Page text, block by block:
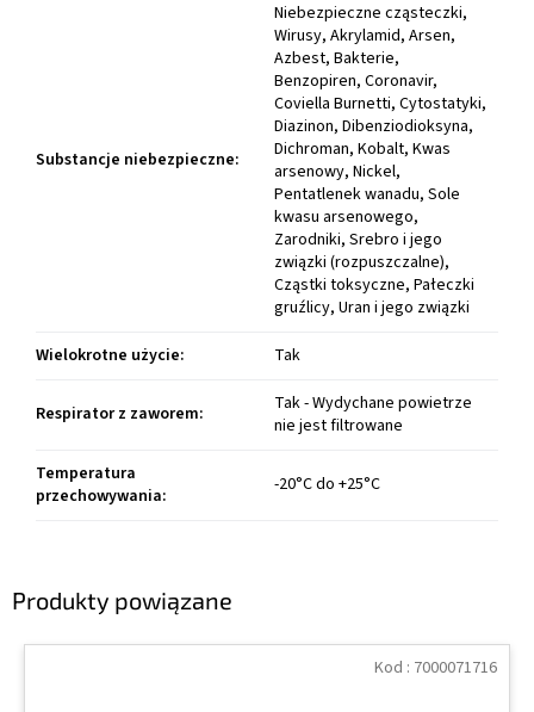
Produkty powiązane
Kod : 7000071716
Substancje niebezpieczne:
Niebezpieczne cząsteczki,
Wirusy, Akrylamid, Arsen,
Azbest, Bakterie,
Benzopiren, Coronavir,
Coviella Burnetti, Cytostatyki,
Diazinon, Dibenziodioksyna,
Dichroman, Kobalt, Kwas
arsenowy, Nickel,
Pentatlenek wanadu, Sole
kwasu arsenowego,
Zarodniki, Srebro i jego
związki (rozpuszczalne),
Cząstki toksyczne, Pałeczki
gruźlicy, Uran i jego związki
Wielokrotne użycie: Tak
Respirator z zaworem:
Tak - Wydychane powietrze
nie jest filtrowane
Temperatura
przechowywania: -20°C do +25°C